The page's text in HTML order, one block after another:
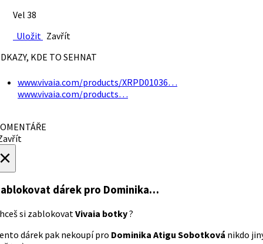
Vel 38
Uložit Zavřít
KDE TO SEHNAT
www.vivaia.com/products/XRPD01036…
www.vivaia.com/products…
dárek pro Dominika…
si zablokovatVivaia botky?
dárek pak nekoupí pro Dominika Atigu Sobotková nikdo